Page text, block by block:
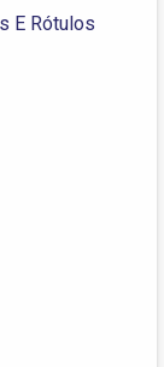
E Rótulos